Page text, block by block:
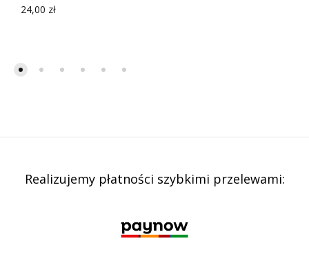
24,00 zł
Realizujemy płatności szybkimi przelewami: